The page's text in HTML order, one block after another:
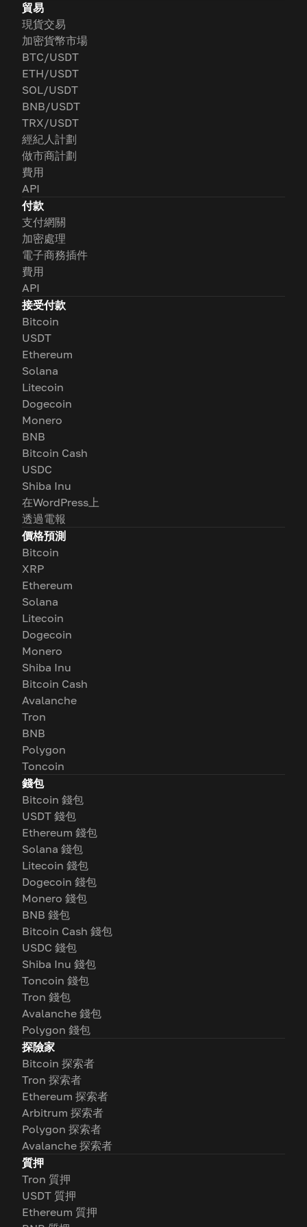
貿易
現貨交易
加密貨幣市場
BTC/USDT
ETH/USDT
SOL/USDT
BNB/USDT
TRX/USDT
經紀人計劃
做市商計劃
費用
API
付款
支付網關
加密處理
電子商務插件
費用
API
接受付款
Bitcoin
USDT
Ethereum
Solana
Litecoin
Dogecoin
Monero
BNB
Bitcoin Cash
USDC
Shiba Inu
在WordPress上
透過電報
價格預測
Bitcoin
XRP
Ethereum
Solana
Litecoin
Dogecoin
Monero
Shiba Inu
Bitcoin Cash
Avalanche
Tron
BNB
Polygon
Toncoin
錢包
Bitcoin 錢包
USDT 錢包
Ethereum 錢包
Solana 錢包
Litecoin 錢包
Dogecoin 錢包
Monero 錢包
BNB 錢包
Bitcoin Cash 錢包
USDC 錢包
Shiba Inu 錢包
Toncoin 錢包
Tron 錢包
Avalanche 錢包
Polygon 錢包
探險家
Bitcoin 探索者
Tron 探索者
Ethereum 探索者
Arbitrum 探索者
Polygon 探索者
Avalanche 探索者
質押
Tron 質押
USDT 質押
Ethereum 質押